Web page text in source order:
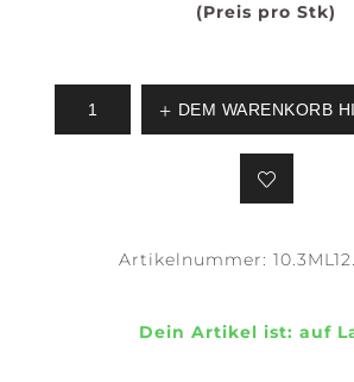
(Preis pro Stk)
DEM WARENKORB
Artikelnummer:
Dein Artikel ist: auf